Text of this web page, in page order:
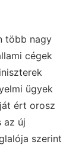
több nagy
cégek
ügyek
ért orosz
az új
szerint